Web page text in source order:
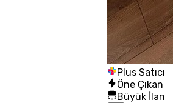
Plus Satıcı
Öne Çıkan
Büyük İlan